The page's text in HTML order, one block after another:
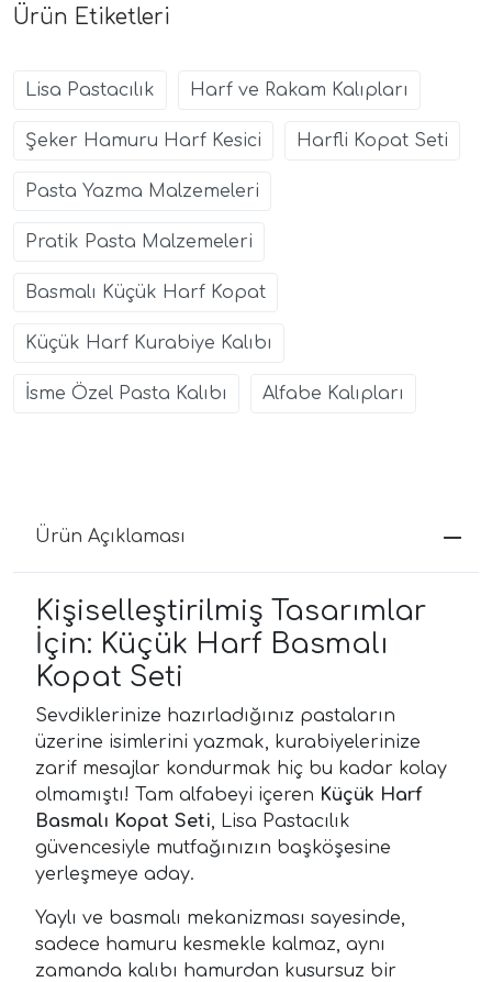
Ürün Etiketleri
Lisa Pastacılık Harf ve Rakam Kalıpları
Şeker Hamuru Harf Kesici Harfli Kopat Seti
Pasta Yazma Malzemeleri
Pratik Pasta Malzemeleri
Basmalı Küçük Harf Kopat
Küçük Harf Kurabiye Kalıbı
İsme Özel Pasta Kalıbı Alfabe Kalıpları
Ürün Açıklaması
Kişiselleştirilmiş Tasarımlar
İçin: Küçük Harf Basmalı
Kopat Seti
Sevdiklerinize hazırladığınız pastaların
üzerine isimlerini yazmak, kurabiyelerinize
zarif mesajlar kondurmak hiç bu kadar kolay
olmamıştı! Tam alfabeyi içeren Küçük Harf
Basmalı Kopat Seti, Lisa Pastacılık
güvencesiyle mutfağınızın başköşesine
yerleşmeye aday.
Yaylı ve basmalı mekanizması sayesinde,
sadece hamuru kesmekle kalmaz, aynı
zamanda kalıbı hamurdan kusursuz bir